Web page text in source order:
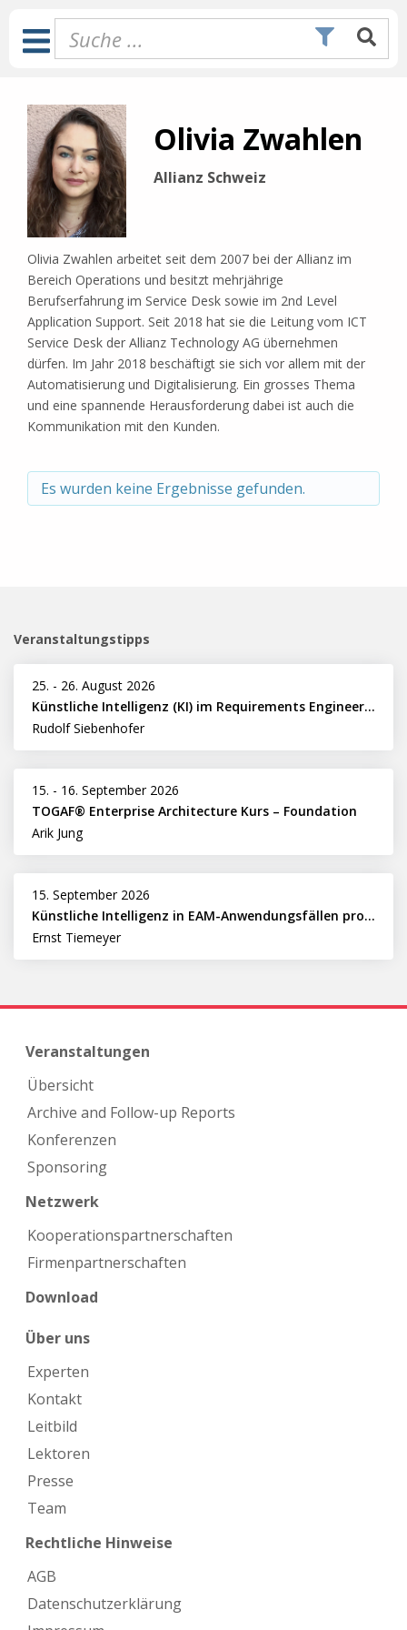
Inhalt
springen
Toggle
Navigation
Olivia Zwahlen
Allianz Schweiz
Olivia Zwahlen arbeitet seit dem 2007 bei der Allianz im
Bereich Operations und besitzt mehrjährige
Berufserfahrung im Service Desk sowie im 2nd Level
Application Support. Seit 2018 hat sie die Leitung vom ICT
Service Desk der Allianz Technology AG übernehmen
dürfen. Im Jahr 2018 beschäftigt sie sich vor allem mit der
Automatisierung und Digitalisierung. Ein grosses Thema
und eine spannende Herausforderung dabei ist auch die
Kommunikation mit den Kunden.
Es wurden keine Ergebnisse gefunden.
Veranstaltungstipps
25. - 26. August 2026
Künstliche Intelligenz (KI) im Requirements Engineering erfolgreich einsetzen
Rudolf Siebenhofer
15. - 16. September 2026
TOGAF® Enterprise Architecture Kurs – Foundation
Arik Jung
15. September 2026
Künstliche Intelligenz in EAM-Anwendungsfällen professionell nutzen
Ernst Tiemeyer
Veranstaltungen
Übersicht
Archive and Follow-up Reports
Konferenzen
Sponsoring
Netzwerk
Kooperations­partnerschaften
Firmen­partnerschaften
Download
Über uns
Experten
Kontakt
Leitbild
Lektoren
Presse
Team
Rechtliche Hinweise
AGB
Datenschutzerklärung